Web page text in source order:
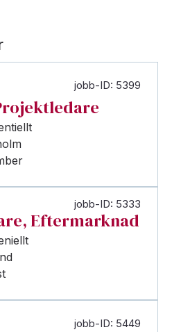
jobb-ID: 5399
jobb-ID: 5333
Eftermarknad
jobb-ID: 5449